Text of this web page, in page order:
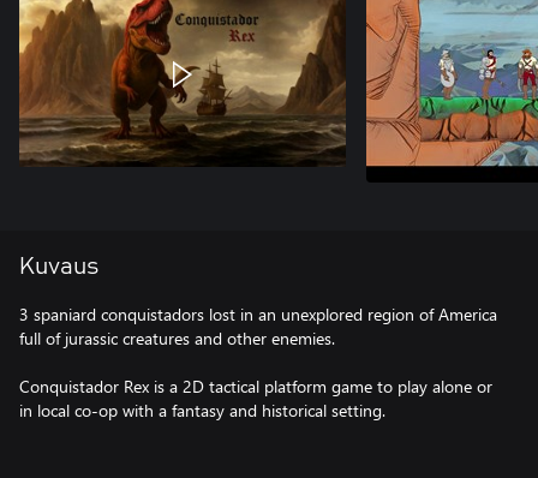
Kuvaus
3 spaniard conquistadors lost in an unexplored region of ​​America
full of jurassic creatures and other enemies.
Conquistador Rex is a 2D tactical platform game to play alone or
in local co-op with a fantasy and historical setting.